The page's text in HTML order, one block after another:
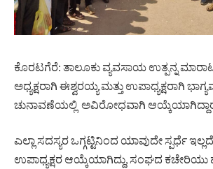
ಕೊರಟಗೆರೆ: ತಾಲೂಕು ವ್ಯವಸಾಯ ಉತ್ಪನ್ನ
ಅಧ್ಯಕ್ಷರಾಗಿ ಈಶ್ವರಯ್ಯ ಮತ್ತು ಉಪಾಧ್ಯಕ್ಷರಾಗಿ
ಚುನಾವಣೆಯಲ್ಲಿ ಅವಿರೋಧವಾಗಿ
ಎಲ್ಲಾ ಸದಸ್ಯರ ಒಗ್ಗಟ್ಟಿನಿಂದ ಯಾವುದೇ ಸ್ಪರ್ಧೆ ಇಲ್ಲದೆ
ಉಪಾಧ್ಯಕ್ಷರ ಆಯ್ಕೆಯಾಗಿದ್ದು, ಸಂಘದ ಕಚೇರಿಯು